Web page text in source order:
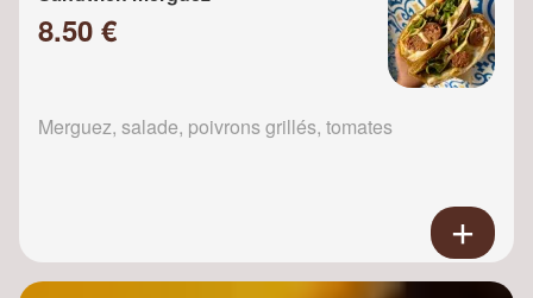
8.50 €
Merguez, salade, poivrons grillés, tomates